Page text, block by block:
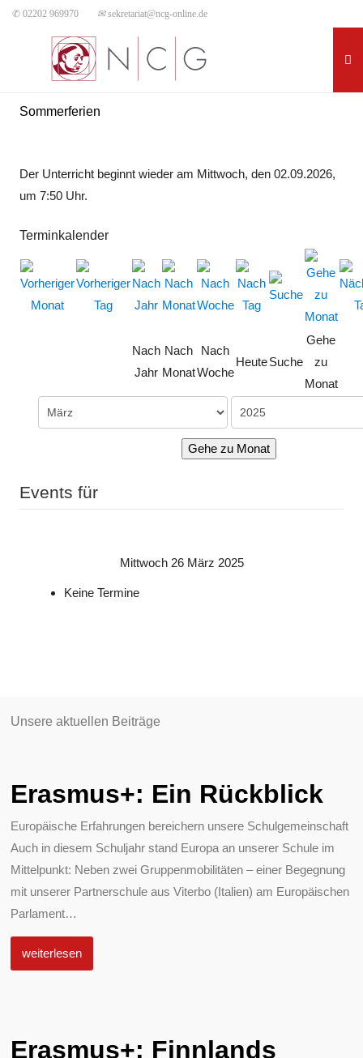
✆ 02202 969970 ✉sekretariat@ncg-online.de
Sommerferien
Der Unterricht beginnt wieder am Mittwoch, den 02.09.2026,
um 7:50 Uhr.
Terminkalender
Nach
Jahr
Nach
Monat
Nach
Woche
HeuteSuche
Gehe
zu
Monat
Gehe zu Monat
Events für
Mittwoch 26 März 2025
Keine Termine
Unsere aktuellen Beiträge
Erasmus+: Ein Rückblick
Europäische Erfahrungen bereichern unsere Schulgemeinschaft
Auch in diesem Schuljahr stand Europa an unserer Schule im
Mittelpunkt: Neben zwei Gruppenmobilitäten – einer Begegnung
mit unserer Partnerschule aus Viterbo (Italien) am Europäischen
Parlament…
weiterlesen
Erasmus+: Finnlands